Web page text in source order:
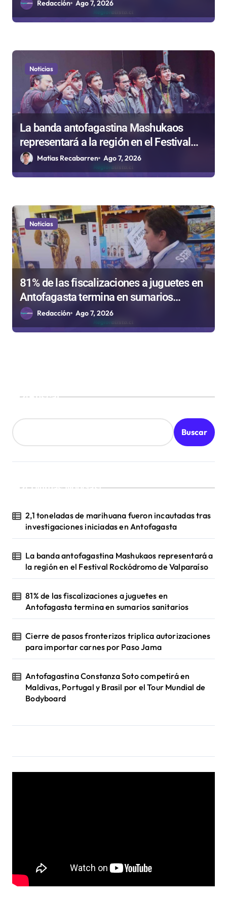
Redacción Ago 7, 2026
Noticias
La banda antofagastina Mashukaos
representará a la región en el Festival
Rockódromo de Valparaíso
Matias Recabarren Ago 7, 2026
Noticias
81% de las fiscalizaciones a juguetes en
Antofagasta termina en sumarios
sanitarios
Redacción Ago 7, 2026
Buscar
Buscar
¡Ultimas Noticias!
2,1 toneladas de marihuana fueron incautadas tras
investigaciones iniciadas en Antofagasta
La banda antofagastina Mashukaos representará a
la región en el Festival Rockódromo de Valparaíso
81% de las fiscalizaciones a juguetes en
Antofagasta termina en sumarios sanitarios
Cierre de pasos fronterizos triplica autorizaciones
para importar carnes por Paso Jama
Antofagastina Constanza Soto competirá en
Maldivas, Portugal y Brasil por el Tour Mundial de
Bodyboard